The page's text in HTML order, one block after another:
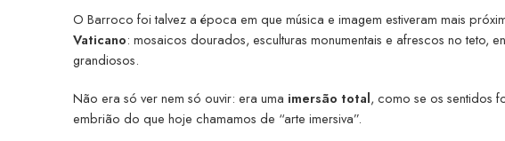
O Barroco foi talvez a época em que música e imagem estiveram mais
Vaticano: mosaicos dourados, esculturas monumentais e afrescos no teto,
grandiosos.
Não era só ver nem só ouvir: era uma imersão total, como se os sentidos
embrião do que hoje chamamos de “arte imersiva”.